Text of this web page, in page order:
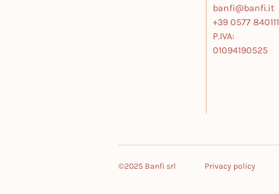
banfi@banfi.it
+39 0577 840111
P.IVA:
01094190525
©2025 Banfi srl Privacy policy